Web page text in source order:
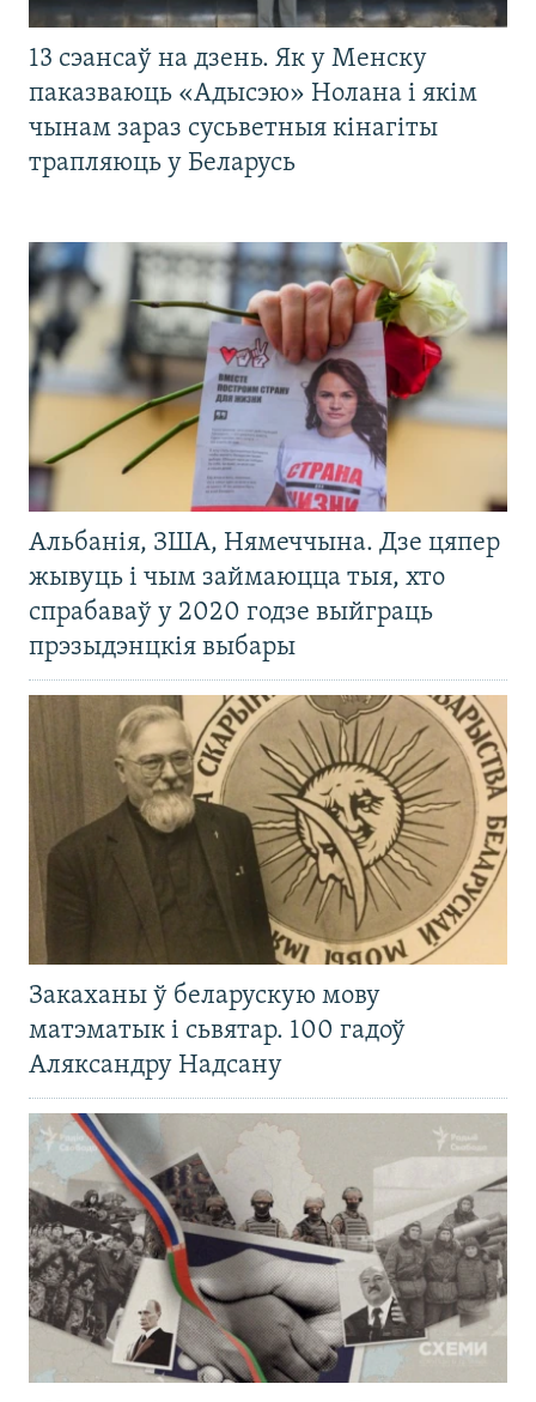
13 сэансаў на дзень. Як у Менску
паказваюць «Адысэю» Нолана і якім
чынам зараз сусьветныя кінагіты
трапляюць у Беларусь
Альбанія, ЗША, Нямеччына. Дзе цяпер
жывуць і чым займаюцца тыя, хто
спрабаваў у 2020 годзе выйграць
прэзыдэнцкія выбары
Закаханы ў беларускую мову
матэматык і сьвятар. 100 гадоў
Аляксандру Надсану